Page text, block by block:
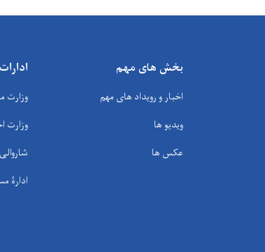
بخش های مهم
اخبار و رویداد های مهم
ویدیو ها
عکس ها
وزارت
وزارت
ادارۀ